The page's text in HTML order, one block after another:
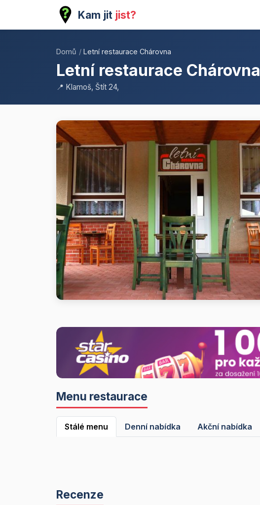
Kam jit jist?
Domů / Letní restaurace Chárovna
Letní restaurace Chárovna
📍 Klamoš, Štít 24,
Menu restaurace
Stálé menu Denní nabídka Akční nabídka
Recenze